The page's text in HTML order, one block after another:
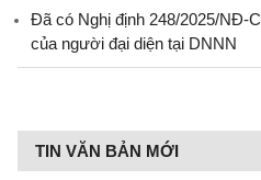
Đã có Nghị định 248/2025/NĐ-
của người đại diện tại DNNN
TIN VĂN BẢN MỚI